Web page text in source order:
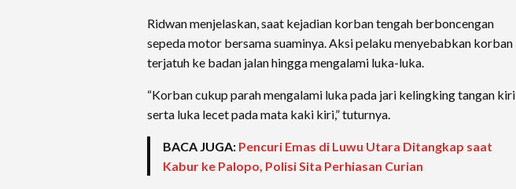
Ridwan menjelaskan, saat kejadian korban tengah berboncengan
sepeda motor bersama suaminya. Aksi pelaku menyebabkan korban
terjatuh ke badan jalan hingga mengalami luka-luka.
“Korban cukup parah mengalami luka pada jari kelingking tangan kiri
serta luka lecet pada mata kaki kiri,” tuturnya.
BACA JUGA: Pencuri Emas di Luwu Utara Ditangkap saat
Kabur ke Palopo, Polisi Sita Perhiasan Curian